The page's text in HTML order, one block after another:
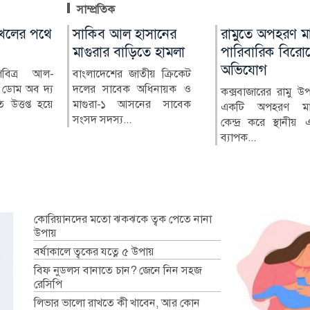
সাম্প্রতিক
পথে
আল-
অব দ্য
উত্তপ্ত হয়ে
মারা গেছেন ‘গজনি’ খ্যাত
অভিনেতা প্রদীপ রাওয়াত
ভারতীয় চলচ্চিত্রের পরিচিত মুখ
ও ‘গজনি’ সিনেমার খলনায়ক
চরিত্রে জনপ...
বোয়ালমারীতে
নিয়মবহির্ভূতভাবে
বিদ্যালয়ের
বিক্রির অভিযোগ
ফরিদপুরের
উপজেলার
মাধ্যমিক বিদ্যালয়ের
একই
সাকিব আল হাসানের
মাগুরার বাড়িতে হামলা
বাংলাদেশের জাতীয় ক্রিকেট
দলের সাবেক অধিনায়ক ও
মাগুরা-১ আসনের সাবেক
সংসদ সদস্য...
রামুতে অপহরণ
পারিবারিক
অভিযোগ
কক্সবাজারের রামু
একটি অপহরণ
কেন্দ্র করে স্থানীয়
ব্যাপক...
কোরিয়ানদের মতো ঝকঝকে ত্বক পেতে নানা
উপায়
বর্ষাকালে ত্বকের যত্নে ৫ উপায়
বিফ নুডলস বানাতে চান? জেনে নিন সহজ
রেসিপি
লিভার ভালো রাখতে কী খাবেন, আর কোন